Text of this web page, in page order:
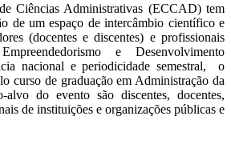
Ciências Administrativas (ECCAD) tem
de um espaço de intercâmbio científico e
(docentes e discentes) e profissionais
e Desenvolvimento
nacional e periodicidade semestral, o
curso de graduação em Administração da
do evento são discentes, docentes,
de instituições e organizações públicas e